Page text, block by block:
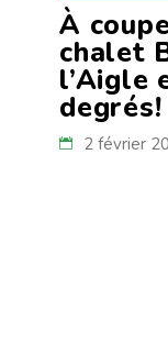
À
chalet
l’Aigle
degrés!
2 février